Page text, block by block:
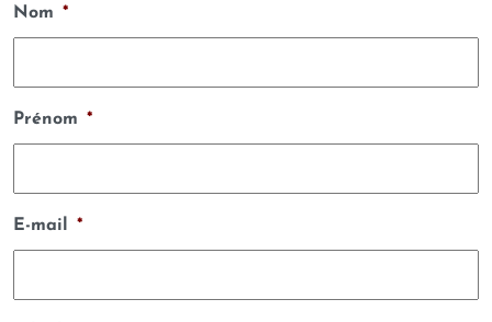
Nom *
Prénom *
E-mail *